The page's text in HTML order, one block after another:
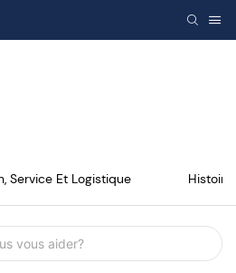
Service Et Logistique